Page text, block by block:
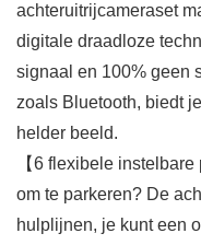
achteruitrijcameraset
digitale draadloze
signaal en 100% geen
zoals Bluetooth, biedt
helder beeld.
【6 flexibele
om te parkeren? De
hulplijnen, je kunt een